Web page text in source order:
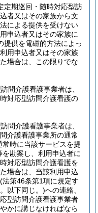
定期巡回・随時対応型訪
者又はその家族から文
による提供を受けない
申込者又はその家族に
提供を電磁的方法によっ
用申込者又はその家族
場合は、この限りでな
問介護看護事業者は、
対応型訪問介護看護の
問介護看護事業者は、
介護看護事業所の通常
時に当該サービスを提
を勘案し、利用申込者に
対応型訪問介護看護を
場合は、当該利用申込
(法第46条第1項に規定す
以下同じ。)への連絡、
型訪問介護看護事業者
かに講じなければなら